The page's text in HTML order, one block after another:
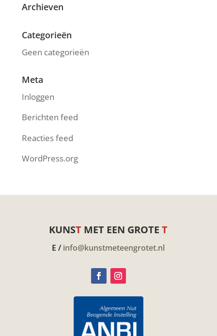
Archieven
Categorieën
Geen categorieën
Meta
Inloggen
Berichten feed
Reacties feed
WordPress.org
KUNST MET EEN GROTET
E / info@kunstmeteengrotet.nl